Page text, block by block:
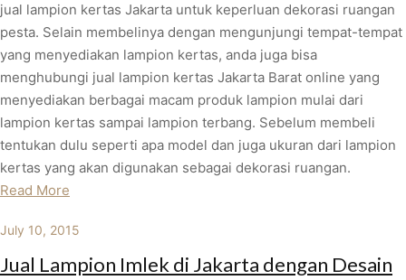
jual lampion kertas Jakarta untuk keperluan dekorasi ruangan
pesta. Selain membelinya dengan mengunjungi tempat-tempat
yang menyediakan lampion kertas, anda juga bisa
menghubungi jual lampion kertas Jakarta Barat online yang
menyediakan berbagai macam produk lampion mulai dari
lampion kertas sampai lampion terbang. Sebelum membeli
tentukan dulu seperti apa model dan juga ukuran dari lampion
kertas yang akan digunakan sebagai dekorasi ruangan.
Read More
July 10, 2015
Jual Lampion Imlek di Jakarta dengan Desain